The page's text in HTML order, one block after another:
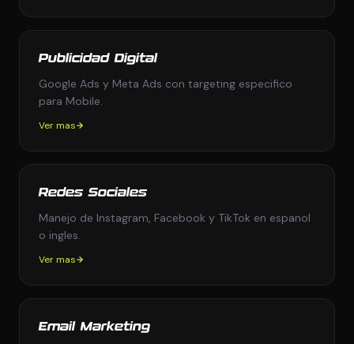
Publicidad Digital
Google Ads y Meta Ads con targeting especifico
para Mobile.
Ver mas
Redes Sociales
Manejo de Instagram, Facebook y TikTok en espanol
o ingles.
Ver mas
Email Marketing